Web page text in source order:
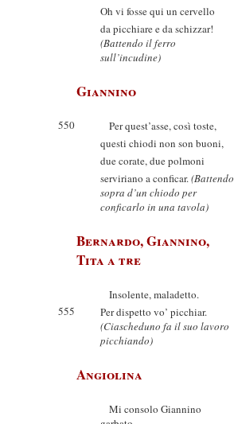
Oh vi fosse qui un cervello
da picchiare e da schizzar!
(Battendo il ferro
sull’incudine)
Giannino
550
Per quest’asse, così toste,
questi chiodi non son buoni,
due corate, due polmoni
serviriano a conficar.(Battendo
sopra d’un chiodo per
conficarlo in una tavola)
Bernardo, Giannino,
Tita a tre
Insolente, maladetto.
555
Per dispetto vo’ picchiar.
(Ciascheduno fa il suo lavoro
picchiando)
Angiolina
Mi consolo Giannino